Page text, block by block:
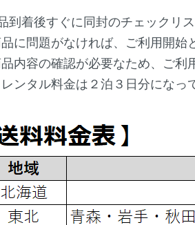
到着後すぐに同封のチェックリ
に問題がなければ、ご利用開始
内容の確認が必要なため、ご利
レンタル料金は２泊３日分にな